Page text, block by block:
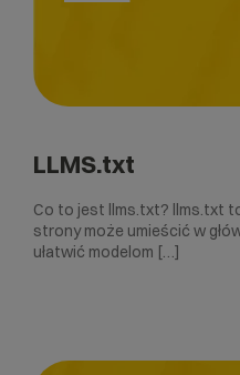
LLMS.txt
Co to jest llms.txt? llms.txt
strony może umieścić w
ułatwić modelom […]